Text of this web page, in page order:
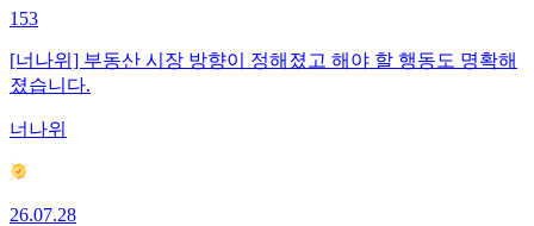
153
[너나위] 부동산 시장 방향이 정해졌고 해야 할 행동도 명확해
졌습니다.
너나위
26.07.28